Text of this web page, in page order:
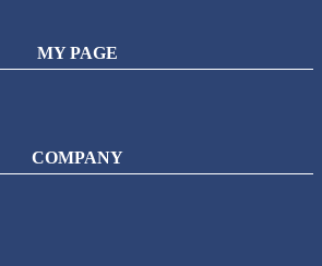
MY PAGE
COMPANY